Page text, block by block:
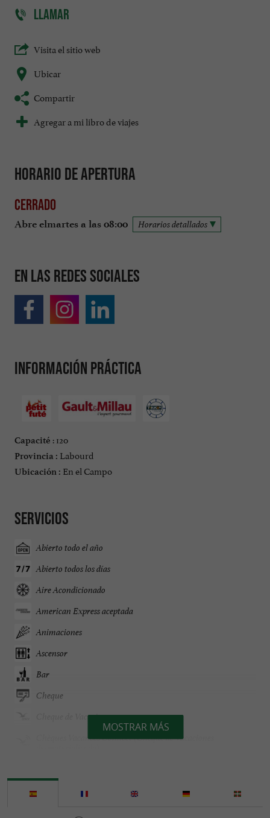
LLAMAR
Visita el sitio web
Ubicar
Compartir
Agregar a mi libro de viajes
Horario de apertura
Cerrado
Abre elmartes a las 08:00 Horarios detallados
En las redes sociales
Información práctica
Capacité : 120
Provincia : Labourd
Ubicación : En el Campo
Servicios
Abierto todo el año
Abierto todos los días
Aire Acondicionado
American Express aceptada
Animaciones
Ascensor
Bar
Cheque
Cheque de Vacaciones
Chèques Vacances Connect (Cheque de Vacaciones
Grupos
MOSTRAR MÁS